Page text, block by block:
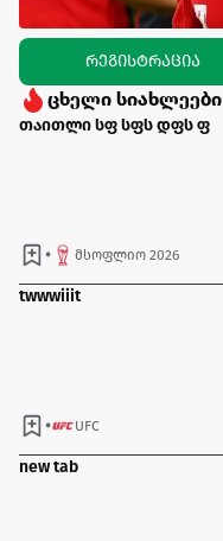
twwwiiitრეგისტრაცია
ცხელი სიახლეები
თაითლი სფ სფს დფს ფ
• მსოფლიო 2026
twwwiiit
• UFC
new tab